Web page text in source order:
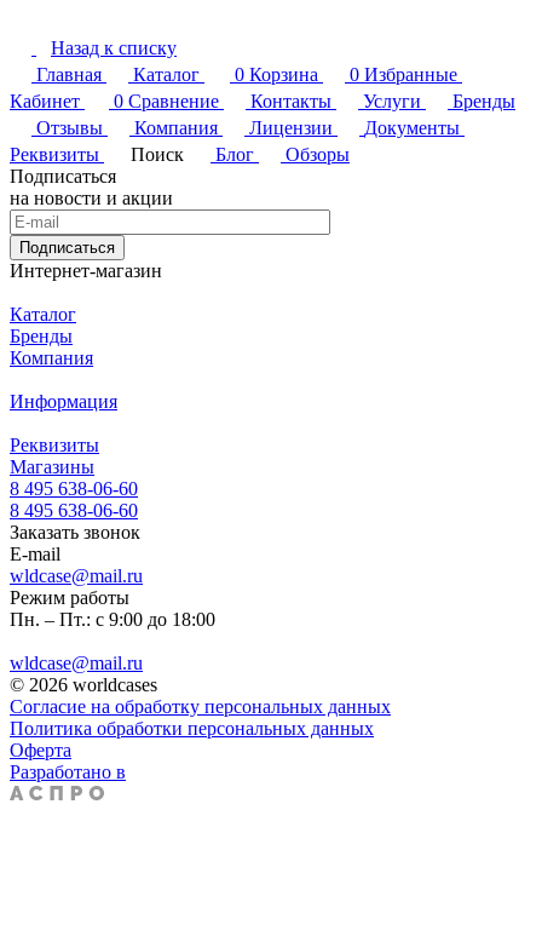
Назад к списку
Главная
Каталог 0 Корзина 0 Избранные
Кабинет
0 Сравнение Контакты Услуги
Бренды
Отзывы
Компания Лицензии
Документы
Реквизиты
Поиск Блог
Обзоры
Подписаться
на новости и акции
Подписаться
Интернет-магазин
Каталог
Бренды
Компания
Информация
Реквизиты
Магазины
8 495 638-06-60
8 495 638-06-60
Заказать звонок
E-mail
wldcase@mail.ru
Режим работы
Пн. – Пт.: с 9:00 до 18:00
wldcase@mail.ru
© 2026 worldcases
Согласие на обработку персональных данных
Политика обработки персональных данных
Оферта
Разработано в